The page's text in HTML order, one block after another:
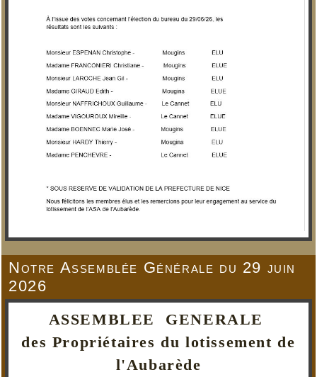
Notre Assemblée Générale du 29 juin
2026
ASSEMBLEE GENERALE
des Propriétaires du lotissement de
l'Aubarède